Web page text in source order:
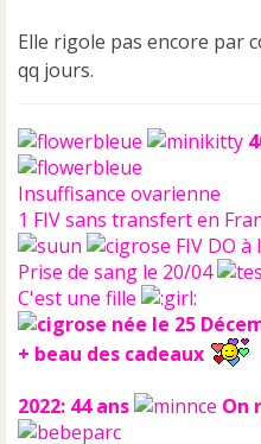
n
l
Elle rigole pas encore par
qq jours.
Insuffisance ovarienne
1 FIV sans transfert en
FIV DO à
Prise de sang le 20/04
C'est une fille
née le 25
+ beau des cadeaux
2022: 44 ans
On